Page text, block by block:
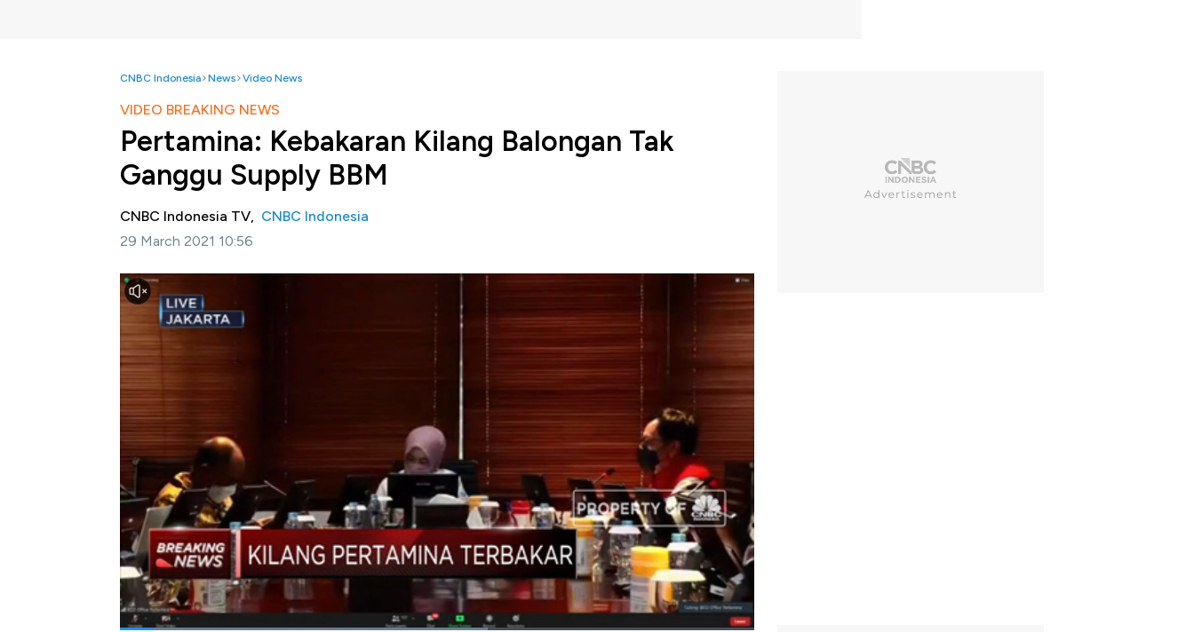
CNBC Indonesia News Video News
VIDEO BREAKING NEWS
Pertamina: Kebakaran Kilang Balongan Tak
Ganggu Supply BBM
CNBC Indonesia TV, CNBC Indonesia
29 March 2021 10:56
Jakarta, CNBC Indonesia-
PT Pertamina menyampaikan perkembangan terkait kebakaran yang
terjadi di PT Pertamina (Persero) RU VI Balongan di Kabupaten Indramayu, Jawa Barat pada Senin
dini hari (29/03/2021).
Pertamina menyebutkan bahwa kebakaran yang terjadi ada di storage tetapi fasilitas Jetty dan Pipa
Injeksi Geo Terminal tidak terdampak sehingga jaminan terhadap supply BBM dipastikan aman.
Selengkapnya saksikan Breaking News, Indonesia (Senin, 29/03/2021)
Bagikan:
#pertamina #kilang balongan #kebakaran #kilang pertamina